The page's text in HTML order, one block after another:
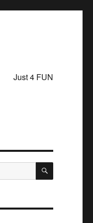
Just 4 FUN
ПОИСК